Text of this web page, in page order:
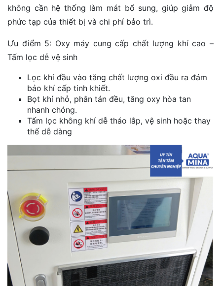
không cần hệ thống làm mát bổ sung, giúp giảm độ
phức tạp của thiết bị và chi phí bảo trì.
Ưu điểm 5: Oxy máy cung cấp chất lượng khí cao –
Tấm lọc dễ vệ sinh
Lọc khí đầu vào tăng chất lượng oxi đầu ra đảm
bảo khí cấp tinh khiết.
Bọt khí nhỏ, phân tán đều, tăng oxy hòa tan
nhanh chóng.
Tấm lọc không khí dễ tháo lắp, vệ sinh hoặc thay
thế dễ dàng